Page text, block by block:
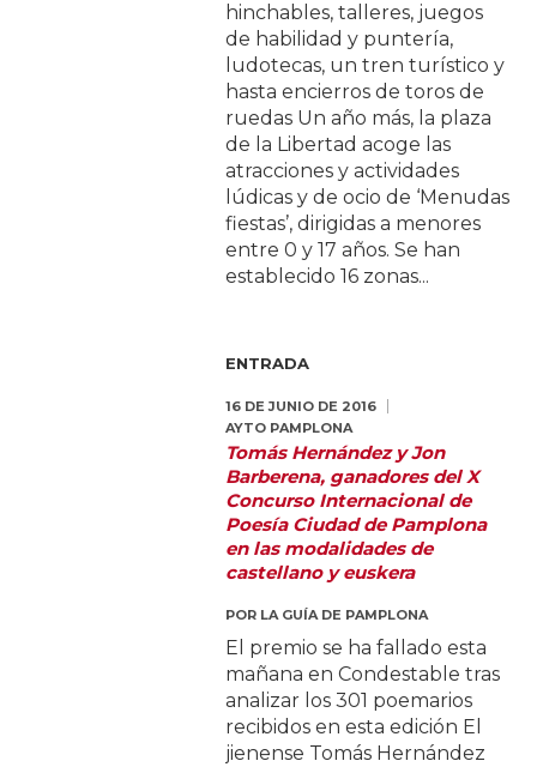
hinchables, talleres, juegos
de habilidad y puntería,
ludotecas, un tren turístico y
hasta encierros de toros de
ruedas Un año más, la plaza
de la Libertad acoge las
atracciones y actividades
lúdicas y de ocio de ‘Menudas
fiestas’, dirigidas a menores
entre 0 y 17 años. Se han
establecido 16 zonas...
ENTRADA
16 DE JUNIO DE 2016
AYTO PAMPLONA
Tomás Hernández y Jon
Barberena, ganadores del X
Concurso Internacional de
Poesía Ciudad de Pamplona
en las modalidades de
castellano y euskera
POR LA GUÍA DE PAMPLONA
El premio se ha fallado esta
mañana en Condestable tras
analizar los 301 poemarios
recibidos en esta edición El
jienense Tomás Hernández